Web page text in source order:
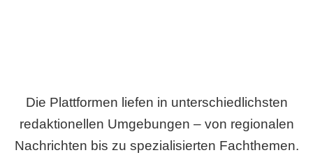
Die Plattformen liefen in unterschiedlichsten
redaktionellen Umgebungen – von regionalen
Nachrichten bis zu spezialisierten Fachthemen.